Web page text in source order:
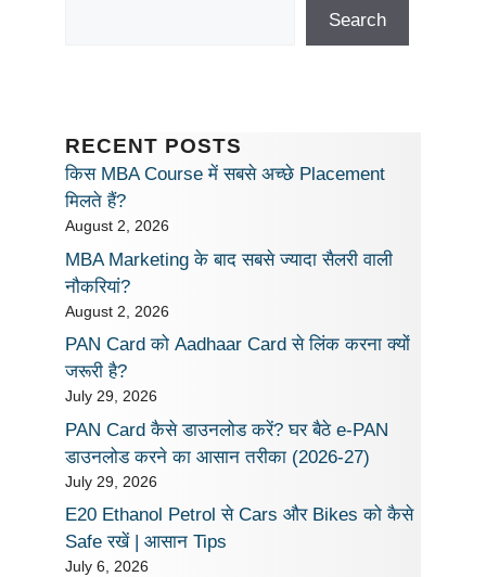
Search
RECENT POSTS
किस MBA Course में सबसे अच्छे Placement
मिलते हैं?
August 2, 2026
MBA Marketing के बाद सबसे ज्यादा सैलरी वाली
नौकरियां?
August 2, 2026
PAN Card को Aadhaar Card से लिंक करना क्यों
जरूरी है?
July 29, 2026
PAN Card कैसे डाउनलोड करें? घर बैठे e-PAN
डाउनलोड करने का आसान तरीका (2026-27)
July 29, 2026
E20 Ethanol Petrol से Cars और Bikes को कैसे
Safe रखें | आसान Tips
July 6, 2026